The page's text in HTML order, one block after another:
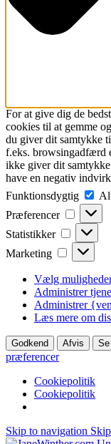
For at give dig de
cookies til at gemme
du giver dit samtykke
f.eks. browsingadfærd
ikke giver dit
have en negativ
Funktionsdygtig
Præferencer
Statistikker
Marketing Marketing
Vælg
Administrer
Administrer
Læs mere om
Godkend Afvis
præferencer
Cookiepolitik
Cookiepolitik
Skip to navigation